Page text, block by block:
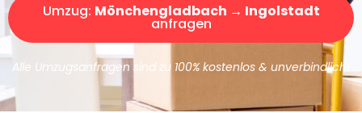
Umzug: Mönchengladbach → Ingolstadt
anfragen
Alle Umzugsanfragen sind zu 100% kostenlos & unverbindlich!